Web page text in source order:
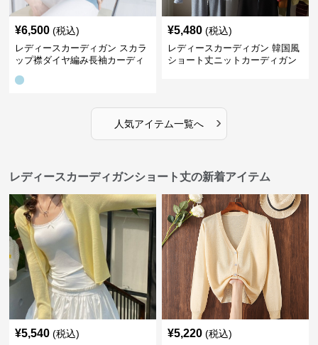
¥6,500 (税込)
レディースカーディガン スカラ
ップ襟ダイヤ編み長袖カーディ
¥5,480 (税込)
レディースカーディガン 韓国風
ショート丈ニットカーディガン
人気アイテム一覧へ ›
レディースカーディガンショート丈の新着アイテム
¥5,540 (税込) ¥5,220 (税込)